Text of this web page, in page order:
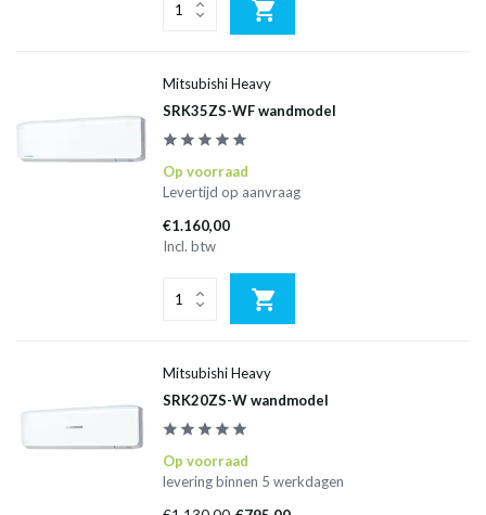
Mitsubishi Heavy
SRK35ZS-WF wandmodel
Op voorraad
Levertijd op aanvraag
€1.160,00
Incl. btw
Mitsubishi Heavy
SRK20ZS-W wandmodel
Op voorraad
levering binnen 5 werkdagen